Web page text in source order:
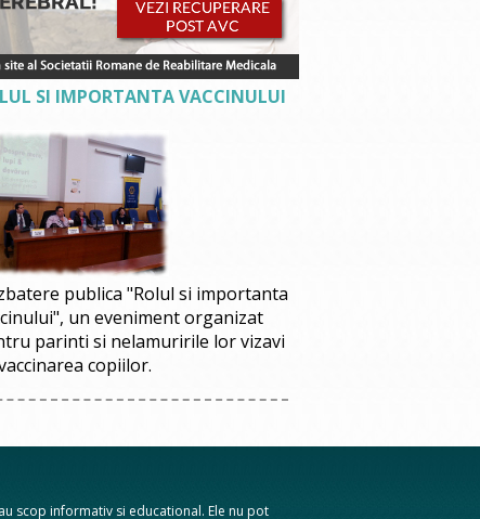
SI IMPORTANTA VACCINULUI
publica "Rolul si importanta
un eveniment organizat
parinti si nelamuririle lor vizavi
copiilor.
scop informativ si educational. Ele nu pot